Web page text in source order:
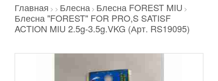
Главная > > Блесна > Блесна FOREST MIU >
Блесна "FOREST" FOR PRO,S SATISF
ACTION MIU 2.5g-3.5g.VKG (Арт. RS19095)